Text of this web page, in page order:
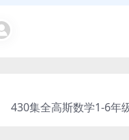
430集全高斯数学1-6年